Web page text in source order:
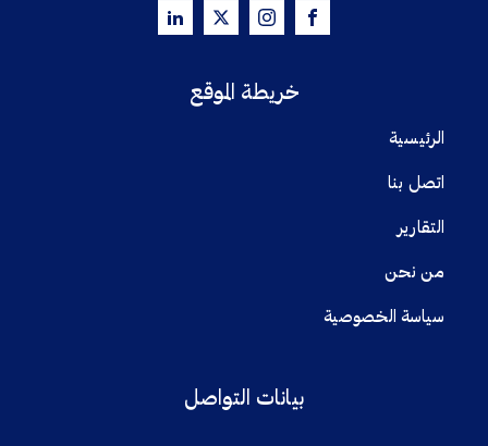
خريطة الموقع
الرئيسية
اتصل بنا
التقارير
من نحن
سياسة الخصوصية
بيانات التواصل